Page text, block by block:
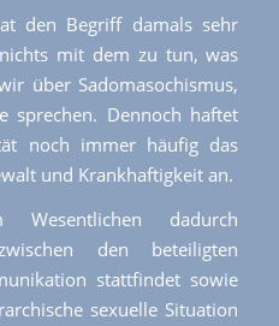
den Begriff damals sehr
mit dem zu tun, was
über Sadomasochismus,
sprechen. Dennoch haftet
noch immer häufig das
und Krankhaftigkeit an.
dadurch
den beteiligten
stattfindet sowie
sexuelle Situation